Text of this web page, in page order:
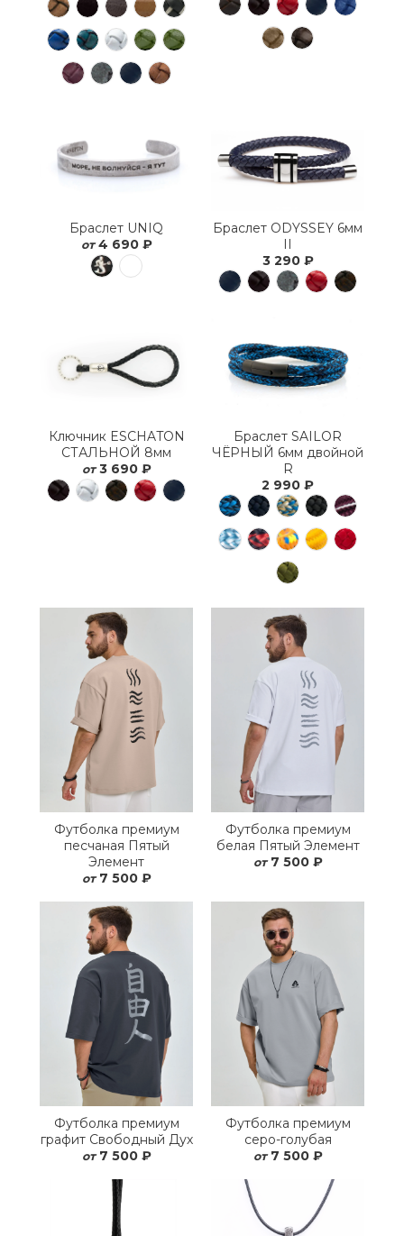
Браслет UNIQ
от 4 690 ₽
Браслет ODYSSEY 6мм
II
3 290 ₽
Ключник ESCHATON
СТАЛЬНОЙ 8мм
от 3 690 ₽
Браслет SAILOR
ЧЁРНЫЙ 6мм двойной
R
2 990 ₽
Футболка премиум
песчаная Пятый
Элемент
от 7 500 ₽
Футболка премиум
белая Пятый Элемент
от 7 500 ₽
Футболка премиум
графит Свободный Дух
от 7 500 ₽
Футболка премиум
серо-голубая
от 7 500 ₽